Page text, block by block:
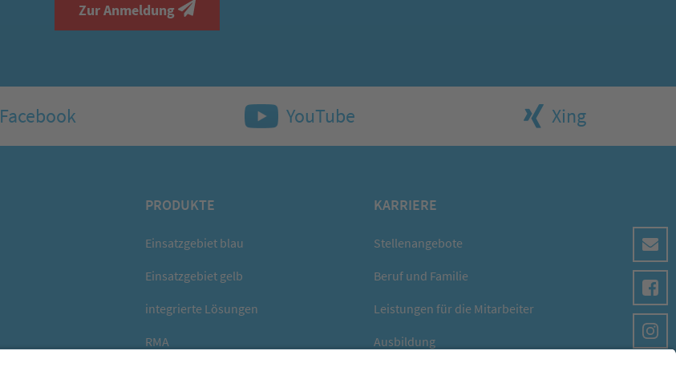
Zur Anmeldung
Facebook YouTube Xing
PRODUKTE
Einsatzgebiet blau
Einsatzgebiet gelb
integrierte Lösungen
RMA
KARRIERE
Stellenangebote
Beruf und Familie
Leistungen für die Mitarbeiter
Ausbildung